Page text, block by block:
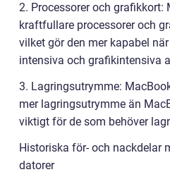
2. Processorer och grafikkort:
kraftfullare processorer och
vilket gör den mer kapabel
intensiva och grafikintensiva
3. Lagringsutrymme:
mer lagringsutrymme än
viktigt för de som behöver
Historiska för- och nackdelar
datorer